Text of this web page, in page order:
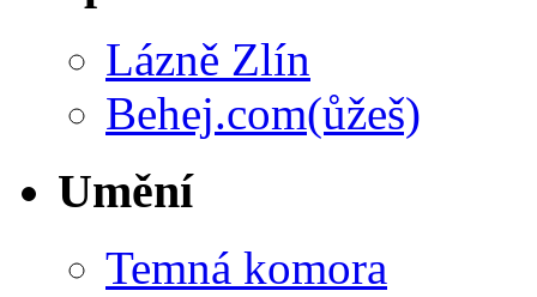
Lázně Zlín
Behej.com(ůžeš)
Umění
Temná komora